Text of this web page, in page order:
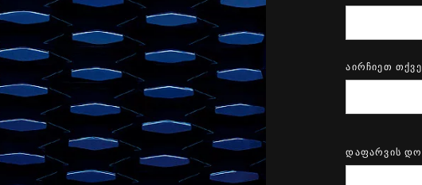
აირჩიეთ
დაფარვის